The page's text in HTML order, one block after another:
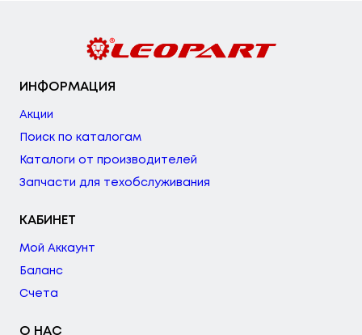
ИНФОРМАЦИЯ
Акции
Поиск по каталогам
Каталоги от производителей
Запчасти для техобслуживания
КАБИНЕТ
Мой Аккаунт
Баланс
Счета
О НАС